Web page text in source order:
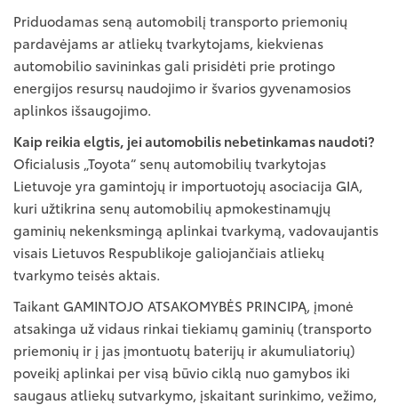
Priduodamas seną automobilį transporto priemonių
pardavėjams ar atliekų tvarkytojams, kiekvienas
automobilio savininkas gali prisidėti prie protingo
energijos resursų naudojimo ir švarios gyvenamosios
aplinkos išsaugojimo.
Kaip reikia elgtis, jei automobilis nebetinkamas naudoti?
Oficialusis „Toyota“ senų automobilių tvarkytojas
Lietuvoje yra gamintojų ir importuotojų asociacija GIA,
kuri užtikrina senų automobilių apmokestinamųjų
gaminių nekenksmingą aplinkai tvarkymą, vadovaujantis
visais Lietuvos Respublikoje galiojančiais atliekų
tvarkymo teisės aktais.
Taikant GAMINTOJO ATSAKOMYBĖS PRINCIPĄ, įmonė
atsakinga už vidaus rinkai tiekiamų gaminių (transporto
priemonių ir į jas įmontuotų baterijų ir akumuliatorių)
poveikį aplinkai per visą būvio ciklą nuo gamybos iki
saugaus atliekų sutvarkymo, įskaitant surinkimo, vežimo,